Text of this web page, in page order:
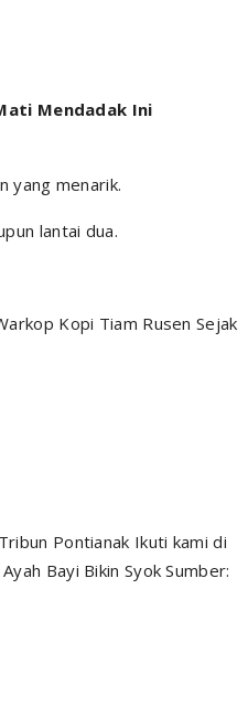
Mendadak Ini
yang menarik.
lantai dua.
Kopi Tiam Rusen Sejak
Pontianak Ikuti kami di
Bayi Bikin Syok Sumber: